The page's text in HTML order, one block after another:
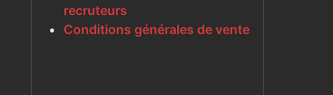
recruteurs
Conditions générales de vente